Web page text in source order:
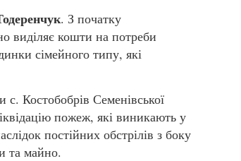
. З початку
виділяє кошти на потреби
сімейного типу, які
с. Костобобрів Семенівської
пожеж, які виникають у
постійних обстрілів з боку
та майно.